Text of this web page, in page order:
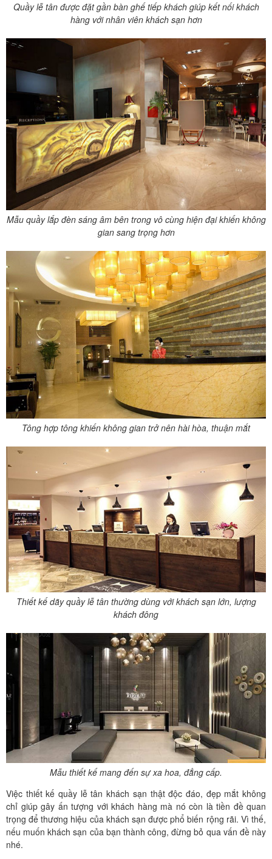
Quầy lễ tân được đặt gần bàn ghế tiếp khách giúp kết nối khách
hàng với nhân viên khách sạn hơn
Mẫu quầy lắp đèn sáng âm bên trong vô cùng hiện đại khiến không
gian sang trọng hơn
Tông hợp tông khiến không gian trở nên hài hòa, thuận mắt
Thiết kế dãy quầy lễ tân thường dùng với khách sạn lớn, lượng
khách đông
Mẫu thiết kế mang đến sự xa hoa, đẳng cấp.
Việc thiết kế quầy lễ tân khách sạn thật độc đáo, đẹp mắt không
chỉ giúp gây ấn tượng với khách hàng mà nó còn là tiền đề quan
trọng để thương hiệu của khách sạn được phổ biến rộng rãi. Vì thế,
nếu muốn khách sạn của bạn thành công, đừng bỏ qua vấn đề này
nhé.